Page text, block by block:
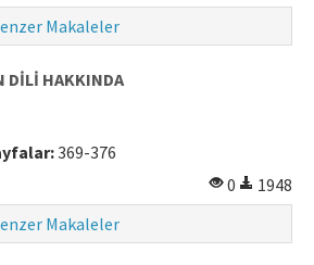
Makaleler
DİLİ HAKKINDA
369-376
0
1948
Makaleler